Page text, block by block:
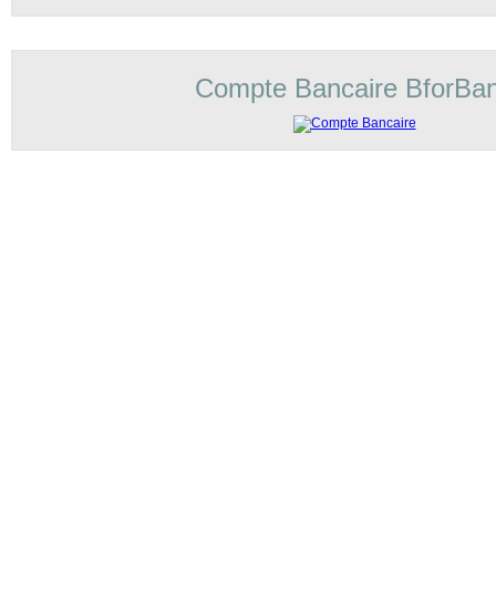
Compte Bancaire